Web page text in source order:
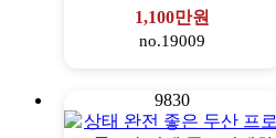
1,100만원
no.19009
9830